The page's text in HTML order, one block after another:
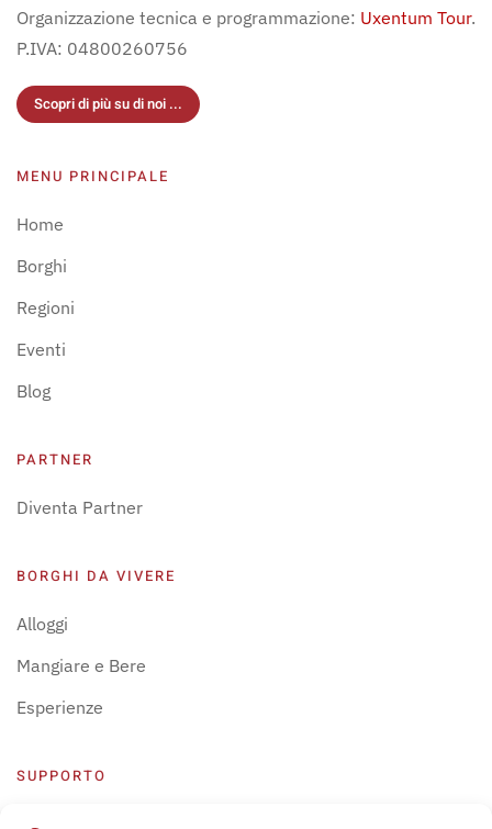
Organizzazione tecnica e programmazione: Uxentum Tour.
P.IVA: 04800260756
Scopri di più su di noi ...
MENU PRINCIPALE
Home
Borghi
Regioni
Eventi
Blog
PARTNER
Diventa Partner
BORGHI DA VIVERE
Alloggi
Mangiare e Bere
Esperienze
SUPPORTO
Centro Supporto